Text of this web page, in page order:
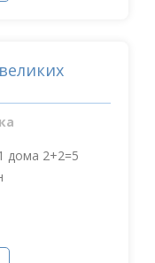
дома 2+2=5